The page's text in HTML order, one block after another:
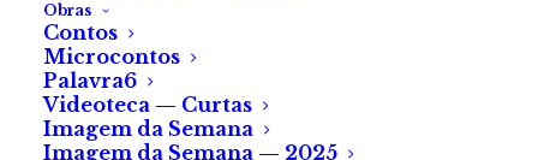
Obras
Contos
Microcontos
Palavra6
Videoteca — Curtas
Imagem da Semana
Imagem da Semana — 2025